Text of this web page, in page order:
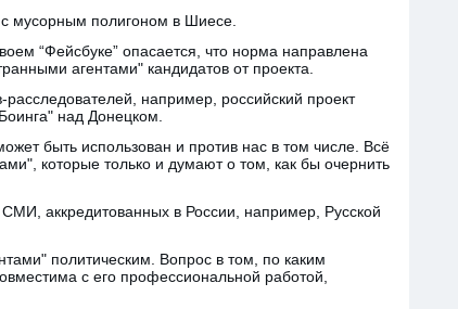
с мусорным полигоном в Шиесе.
“Фейсбуке” опасается, что норма направлена
агентами" кандидатов от проекта.
например, российский проект
над Донецком.
быть использован и против нас в том числе. Всё
которые только и думают о том, как бы очернить
аккредитованных в России, например, Русской
политическим. Вопрос в том, по каким
с его профессиональной работой,